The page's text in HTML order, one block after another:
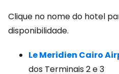
Clique no nome do hotel
disponibilidade.
Le Meridien Cairo
dos Terminais 2 e 3